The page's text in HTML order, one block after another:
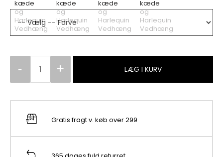
LÆG I KURV
Gratis fragt v. køb over 299